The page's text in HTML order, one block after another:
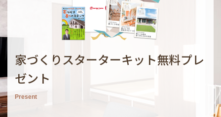
家づくりスターターキット無料プレ
ゼント
Present